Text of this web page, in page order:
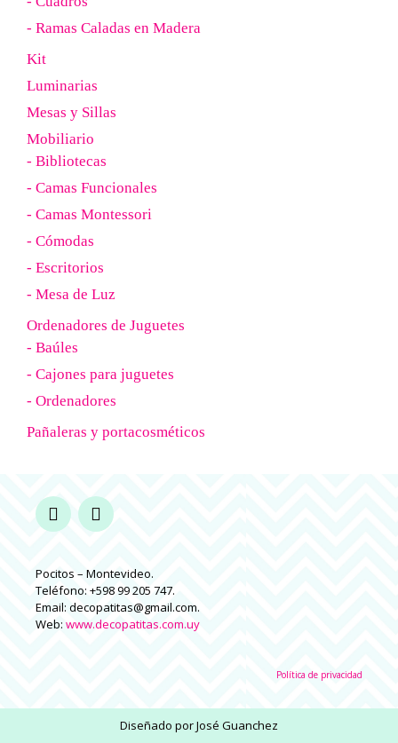
- Ramas Caladas en Madera
Kit
Luminarias
Mesas y Sillas
Mobiliario
- Bibliotecas
- Camas Funcionales
- Camas Montessori
- Cómodas
- Escritorios
- Mesa de Luz
Ordenadores de Juguetes
- Baúles
- Cajones para juguetes
- Ordenadores
Pañaleras y portacosméticos
Pocitos – Montevideo.
Teléfono: +598 99 205 747.
Email: decopatitas@gmail.com.
Web: www.decopatitas.com.uy
Política de privacidad
Diseñado porJosé Guanchez